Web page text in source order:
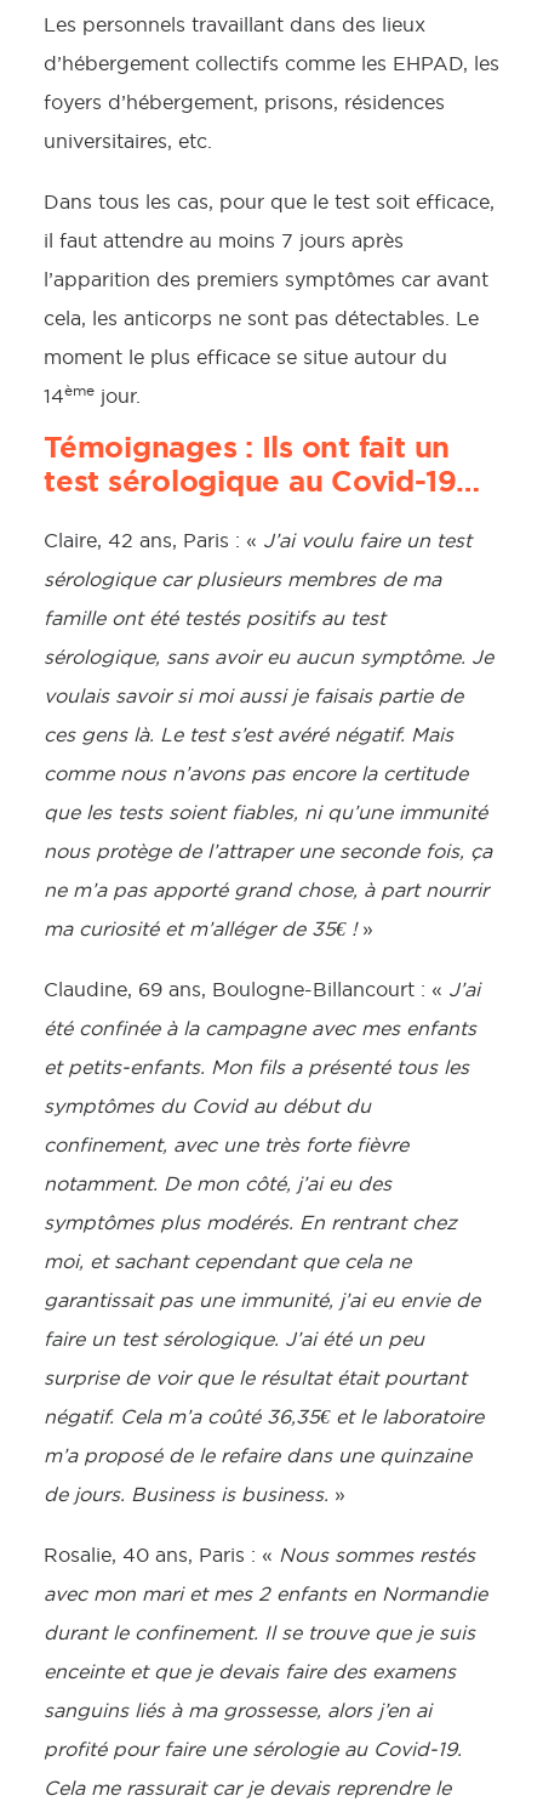
Les personnels travaillant dans des lieux
d’hébergement collectifs comme les EHPAD, les
foyers d’hébergement, prisons, résidences
universitaires, etc.
Dans tous les cas, pour que le test soit efficace,
il faut attendre au moins 7 jours après
l’apparition des premiers symptômes car avant
cela, les anticorps ne sont pas détectables. Le
moment le plus efficace se situe autour du
14ème jour.
Témoignages : Ils ont fait un
test sérologique au Covid-19…
Claire, 42 ans, Paris : « J’ai voulu faire un test
sérologique car plusieurs membres de ma
famille ont été testés positifs au test
sérologique, sans avoir eu aucun symptôme. Je
voulais savoir si moi aussi je faisais partie de
ces gens là. Le test s’est avéré négatif. Mais
comme nous n’avons pas encore la certitude
que les tests soient fiables, ni qu’une immunité
nous protège de l’attraper une seconde fois, ça
ne m’a pas apporté grand chose, à part nourrir
ma curiosité et m’alléger de 35€ ! »
Claudine, 69 ans, Boulogne-Billancourt : « J’ai
été confinée à la campagne avec mes enfants
et petits-enfants. Mon fils a présenté tous les
symptômes du Covid au début du
confinement, avec une très forte fièvre
notamment. De mon côté, j’ai eu des
symptômes plus modérés. En rentrant chez
moi, et sachant cependant que cela ne
garantissait pas une immunité, j’ai eu envie de
faire un test sérologique. J’ai été un peu
surprise de voir que le résultat était pourtant
négatif. Cela m’a coûté 36,35€ et le laboratoire
m’a proposé de le refaire dans une quinzaine
de jours. Business is business. »
Rosalie, 40 ans, Paris : « Nous sommes restés
avec mon mari et mes 2 enfants en Normandie
durant le confinement. Il se trouve que je suis
enceinte et que je devais faire des examens
sanguins liés à ma grossesse, alors j’en ai
profité pour faire une sérologie au Covid-19.
Cela me rassurait car je devais reprendre le